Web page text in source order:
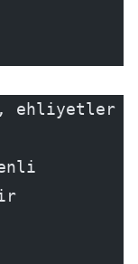
ehliyetler